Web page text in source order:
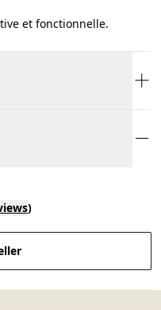
et fonctionnelle.
)